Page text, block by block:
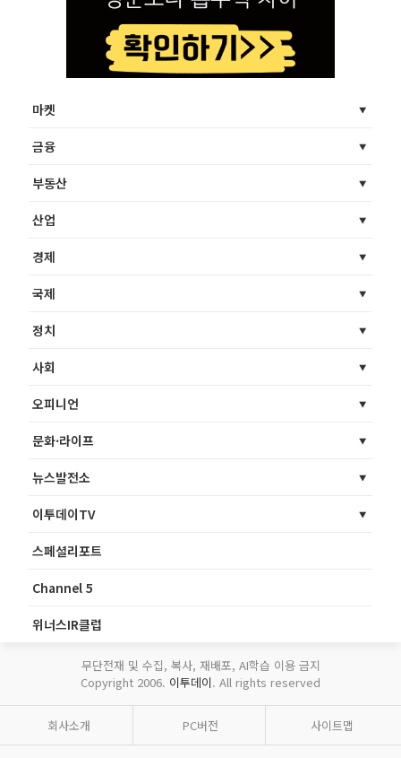
마켓
금융
부동산
산업
경제
국제
정치
사회
오피니언
문화·라이프
뉴스발전소
이투데이TV
스페셜리포트
Channel 5
위너스IR클럽
무단전재 및 수집, 복사, 재배포, AI학습 이용 금지
Copyright 2006. 이투데이. All rights reserved
회사소개 PC버전 사이트맵